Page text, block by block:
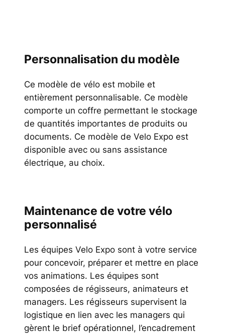
Personnalisation du modèle
Ce modèle de vélo est mobile et
entièrement personnalisable. Ce modèle
comporte un coffre permettant le stockage
de quantités importantes de produits ou
documents. Ce modèle de Velo Expo est
disponible avec ou sans assistance
électrique, au choix.
Maintenance de votre vélo
personnalisé
Les équipes Velo Expo sont à votre service
pour concevoir, préparer et mettre en place
vos animations. Les équipes sont
composées de régisseurs, animateurs et
managers. Les régisseurs supervisent la
logistique en lien avec les managers qui
gèrent le brief opérationnel, l’encadrement